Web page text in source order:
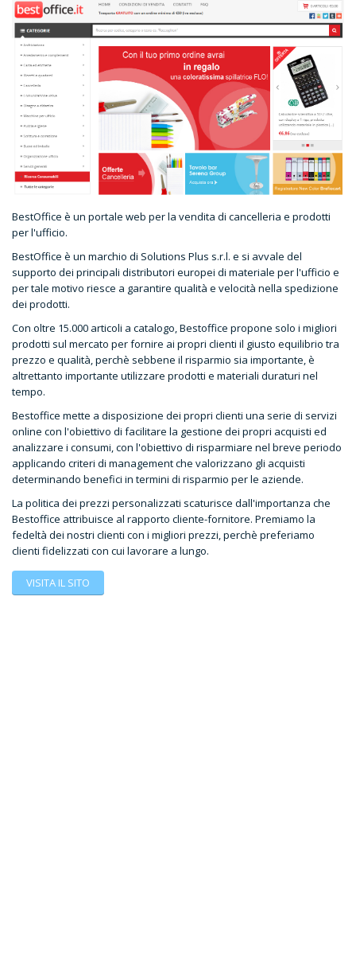
BestOffice è un portale web per la vendita di cancelleria e prodotti
per l'ufficio.
BestOffice è un marchio di Solutions Plus s.r.l. e si avvale del
supporto dei principali distributori europei di materiale per l'ufficio e
per tale motivo riesce a garantire qualità e velocità nella spedizione
dei prodotti.
Con oltre 15.000 articoli a catalogo, Bestoffice propone solo i migliori
prodotti sul mercato per fornire ai propri clienti il giusto equilibrio tra
prezzo e qualità, perchè sebbene il risparmio sia importante, è
altrettanto importante utilizzare prodotti e materiali duraturi nel
tempo.
Bestoffice mette a disposizione dei propri clienti una serie di servizi
online con l'obiettivo di facilitare la gestione dei propri acquisti ed
analizzare i consumi, con l'obiettivo di risparmiare nel breve periodo
applicando criteri di management che valorizzano gli acquisti
determinando benefici in termini di risparmio per le aziende.
La politica dei prezzi personalizzati scaturisce dall'importanza che
Bestoffice attribuisce al rapporto cliente-fornitore. Premiamo la
fedeltà dei nostri clienti con i migliori prezzi, perchè preferiamo
clienti fidelizzati con cui lavorare a lungo.
VISITA IL SITO